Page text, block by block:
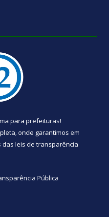
para prefeituras!
onde garantimos em
das leis de transparência
Pública